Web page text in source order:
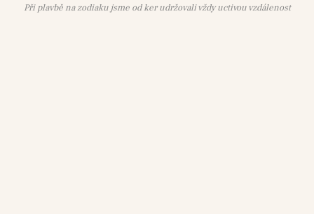
Při plavbě na zodiaku jsme od ker udržovali vždy uctivou vzdálenost